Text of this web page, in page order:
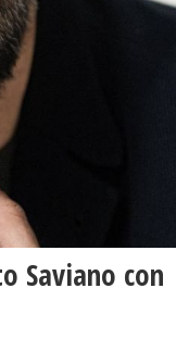
Saviano con